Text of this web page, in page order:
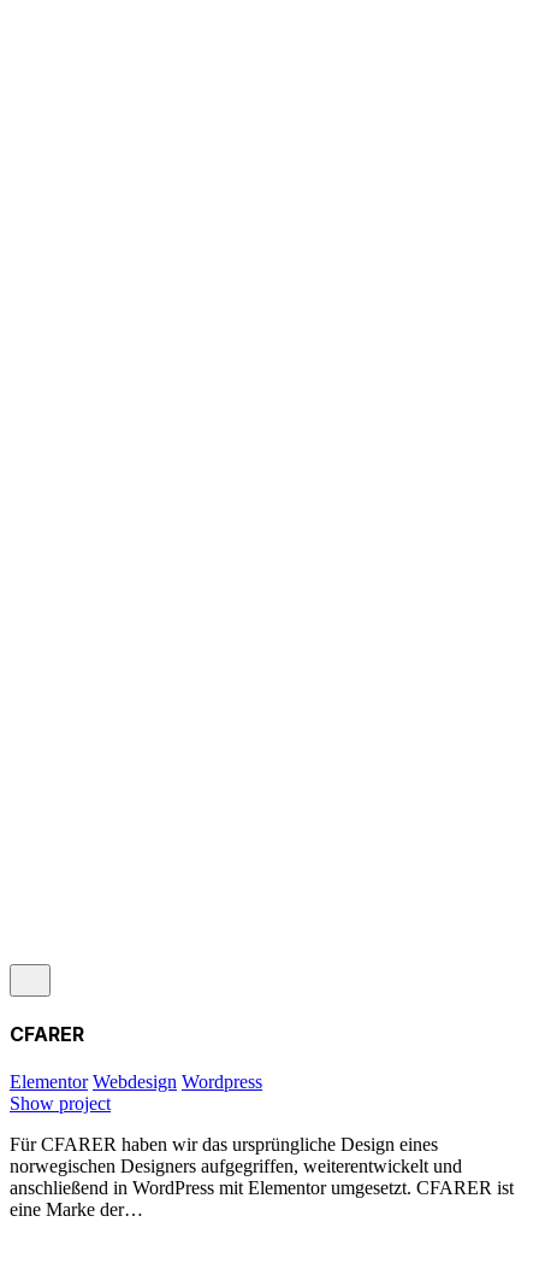
CFARER
Elementor Webdesign Wordpress
Show project
Für CFARER haben wir das ursprüngliche Design eines
norwegischen Designers aufgegriffen, weiterentwickelt und
anschließend in WordPress mit Elementor umgesetzt. CFARER ist
eine Marke der…